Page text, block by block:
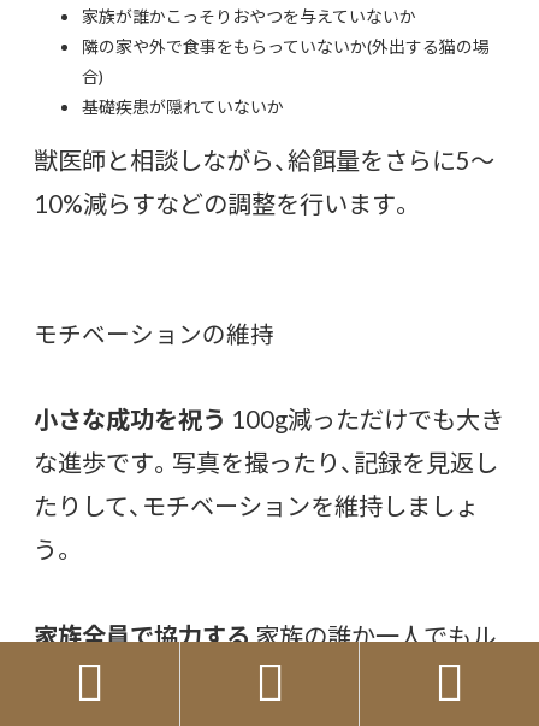
家族が誰かこっそりおやつを与えていないか
隣の家や外で食事をもらっていないか(外出する猫の場
合)
基礎疾患が隠れていないか
獣医師と相談しながら、給餌量をさらに5〜
10%減らすなどの調整を行います。
モチベーションの維持
小さな成功を祝う 100g減っただけでも大き
な進歩です。写真を撮ったり、記録を見返し
たりして、モチベーションを維持しましょ
う。
家族全員で協力する家族の誰か一人でもル
ールを破ると、ダイエットは失敗します。全
  